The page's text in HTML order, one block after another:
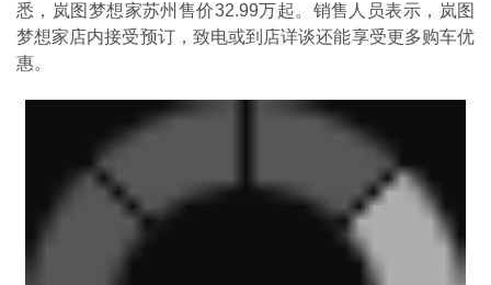
悉，岚图梦想家苏州售价32.99万起。销售人员表示，岚图
梦想家店内接受预订，致电或到店详谈还能享受更多购车优
惠。